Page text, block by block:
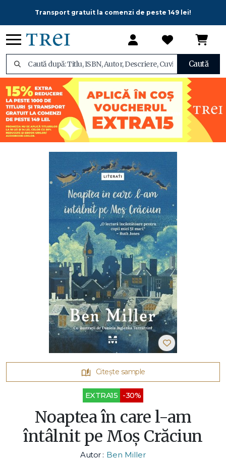
Transport gratuit la comenzi de peste 149 lei!
Caută
Citește sample
EXTRA15 -30%
Noaptea în care l-am
întâlnit pe Moș Crăciun
Autor : Ben Miller